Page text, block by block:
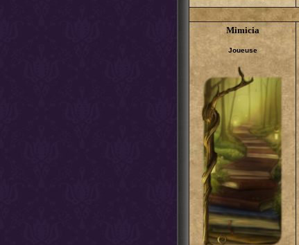
Mimicia
Joueuse